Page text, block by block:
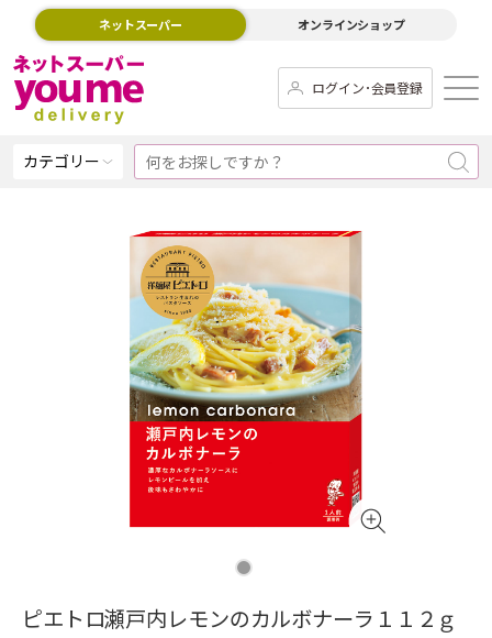
ネットスーパー オンラインショップ
ログイン･会員登録
カテゴリー
ピエトロ瀬戸内レモンのカルボナーラ１１２ｇ